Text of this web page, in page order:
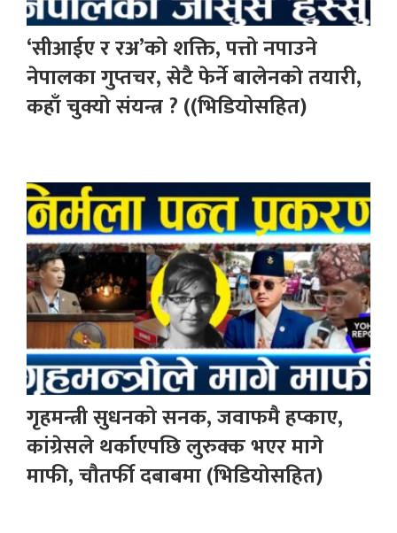
‘सीआईए र रअ’को शक्ति, पत्तो नपाउने
नेपालका गुप्तचर, सेटै फेर्ने बालेनको तयारी,
कहाँ चुक्यो संयन्त्र ? ((भिडियोसहित)
गृहमन्त्री सुधनको सनक, जवाफमै हप्काए,
कांग्रेसले थर्काएपछि लुरुक्क भएर मागे
माफी, चौतर्फी दबाबमा (भिडियोसहित)